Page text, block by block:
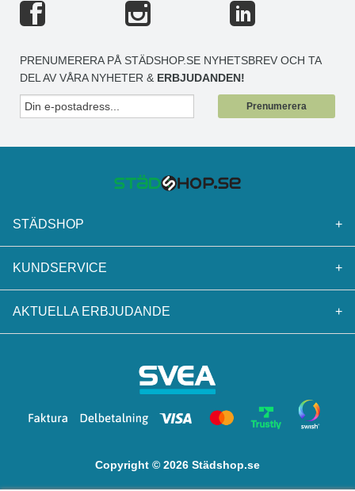
PRENUMERERA PÅ STÄDSHOP.SE NYHETSBREV OCH TA
DEL AV VÅRA NYHETER & ERBJUDANDEN!
Prenumerera
STÄDSHOP +
KUNDSERVICE +
AKTUELLA ERBJUDANDE +
Copyright © 2026 Städshop.se